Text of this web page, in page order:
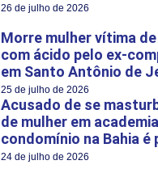
26 de julho de 2026
Morre mulher vítima
com ácido pelo ex-
em Santo Antônio de
25 de julho de 2026
Acusado de se
de mulher em
condomínio na Bahia é
24 de julho de 2026